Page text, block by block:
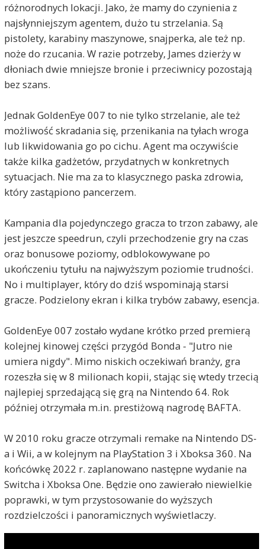
różnorodnych lokacji. Jako, że mamy do czynienia z
najsłynniejszym agentem, dużo tu strzelania. Są
pistolety, karabiny maszynowe, snajperka, ale też np.
noże do rzucania. W razie potrzeby, James dzierży w
dłoniach dwie mniejsze bronie i przeciwnicy pozostają
bez szans.
Jednak GoldenEye 007 to nie tylko strzelanie, ale też
możliwość skradania się, przenikania na tyłach wroga
lub likwidowania go po cichu. Agent ma oczywiście
także kilka gadżetów, przydatnych w konkretnych
sytuacjach. Nie ma za to klasycznego paska zdrowia,
który zastąpiono pancerzem.
Kampania dla pojedynczego gracza to trzon zabawy, ale
jest jeszcze speedrun, czyli przechodzenie gry na czas
oraz bonusowe poziomy, odblokowywane po
ukończeniu tytułu na najwyższym poziomie trudności.
No i multiplayer, który do dziś wspominają starsi
gracze. Podzielony ekran i kilka trybów zabawy, esencja.
GoldenEye 007 zostało wydane krótko przed premierą
kolejnej kinowej części przygód Bonda - "Jutro nie
umiera nigdy". Mimo niskich oczekiwań branży, gra
rozeszła się w 8 milionach kopii, stając się wtedy trzecią
najlepiej sprzedającą się grą na Nintendo 64. Rok
później otrzymała m.in. prestiżową nagrodę BAFTA.
W 2010 roku gracze otrzymali remake na Nintendo DS-
a i Wii, a w kolejnym na PlayStation 3 i Xboksa 360. Na
końcówkę 2022 r. zaplanowano następne wydanie na
Switcha i Xboksa One. Będzie ono zawierało niewielkie
poprawki, w tym przystosowanie do wyższych
rozdzielczości i panoramicznych wyświetlaczy.